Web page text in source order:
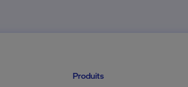
Produits